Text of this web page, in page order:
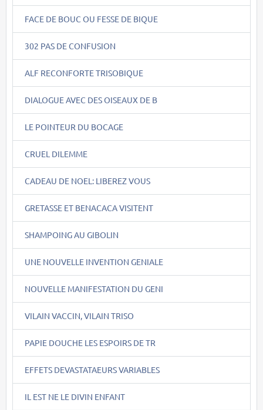
FACE DE BOUC OU FESSE DE BIQUE
302 PAS DE CONFUSION
ALF RECONFORTE TRISOBIQUE
DIALOGUE AVEC DES OISEAUX DE B
LE POINTEUR DU BOCAGE
CRUEL DILEMME
CADEAU DE NOEL: LIBEREZ VOUS
GRETASSE ET BENACACA VISITENT
SHAMPOING AU GIBOLIN
UNE NOUVELLE INVENTION GENIALE
NOUVELLE MANIFESTATION DU GENI
VILAIN VACCIN, VILAIN TRISO
PAPIE DOUCHE LES ESPOIRS DE TR
EFFETS DEVASTATAEURS VARIABLES
IL EST NE LE DIVIN ENFANT